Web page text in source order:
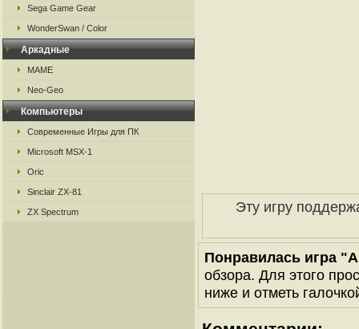
Sega Game Gear
WonderSwan / Color
Аркадные
MAME
Neo-Geo
Компьютеры
Современные Игры для ПК
Microsoft MSX-1
Oric
Sinclair ZX-81
ZX Spectrum Эту игру
Понравилась игра
обзора. Для этого
ниже и отметь